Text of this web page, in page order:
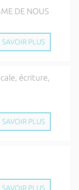
DE NOUS
SAVOIR PLUS
écriture,
SAVOIR PLUS
SAVOIR PLUS